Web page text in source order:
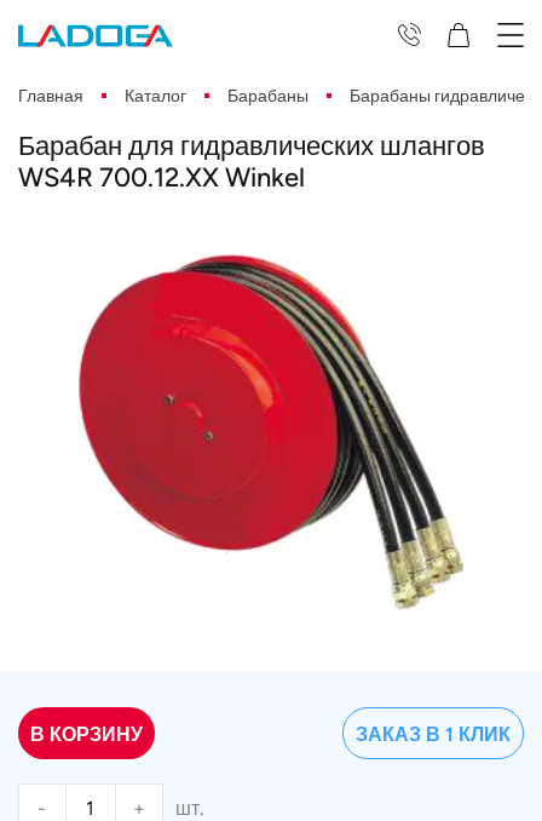
Главная Каталог Барабаны Барабаны
Барабан для гидравлических шлангов
WS4R 700.12.XX Winkel
В КОРЗИНУ
- + шт.
ЗАКАЗ В 1 КЛИК